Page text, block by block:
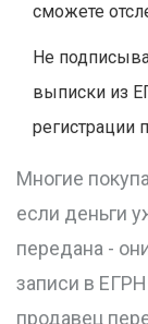
сможете
Не
выписки из
регистрации
Многие
если деньги
передана -
записи в
продавец